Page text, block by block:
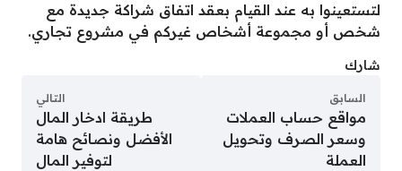
لتستعينوا به عند القيام بعقد اتفاق شراكة جديدة مع
شخص أو مجموعة أشخاص غيركم في مشروع تجاري.
شارك
السابق
مواقع حساب العملات
وسعر الصرف وتحويل
العملة
التالي
طريقة ادخار المال
الأفضل ونصائح هامة
لتوفير المال